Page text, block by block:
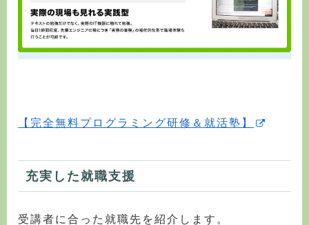
【完全無料プログラミング研修＆就活塾】
充実した就職支援
受講者に合った就職先を紹介します。